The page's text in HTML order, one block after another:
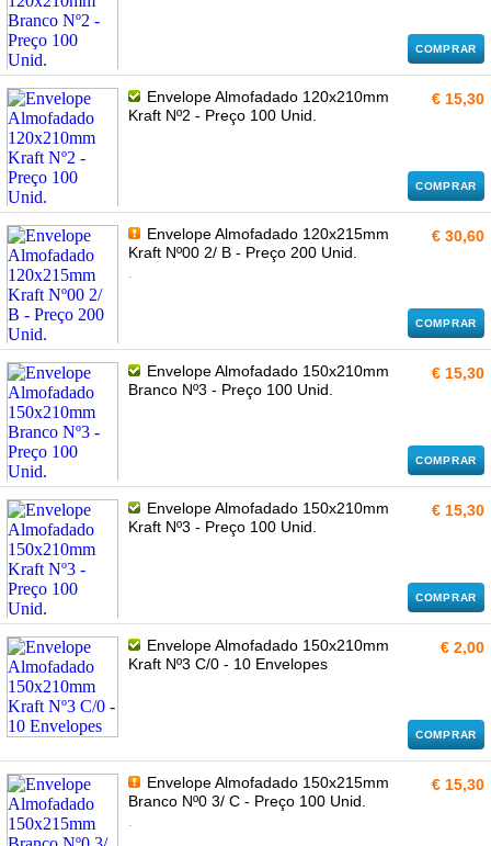
COMPRAR
Envelope Almofadado 120x210mm
Kraft Nº2 - Preço 100 Unid.
€ 15,30
COMPRAR
Envelope Almofadado 120x215mm
Kraft Nº00 2/ B - Preço 200 Unid.
.
€ 30,60
COMPRAR
Envelope Almofadado 150x210mm
Branco Nº3 - Preço 100 Unid.
€ 15,30
COMPRAR
Envelope Almofadado 150x210mm
Kraft Nº3 - Preço 100 Unid.
€ 15,30
COMPRAR
Envelope Almofadado 150x210mm
Kraft Nº3 C/0 - 10 Envelopes
€ 2,00
COMPRAR
Envelope Almofadado 150x215mm
Branco Nº0 3/ C - Preço 100 Unid.
.
€ 15,30